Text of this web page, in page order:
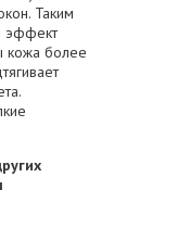
Таким
эффект
кожа более